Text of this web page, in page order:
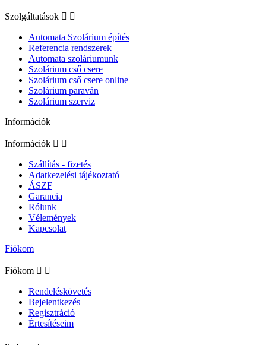
Szolgáltatások  
Automata Szolárium építés
Referencia rendszerek
Automata szoláriumunk
Szolárium cső csere
Szolárium cső csere online
Szolárium paraván
Szolárium szerviz
Információk
Információk  
Szállítás - fizetés
Adatkezelési tájékoztató
ÁSZF
Garancia
Rólunk
Vélemények
Kapcsolat
Fiókom
Fiókom  
Rendeléskövetés
Bejelentkezés
Regisztráció
Értesítéseim